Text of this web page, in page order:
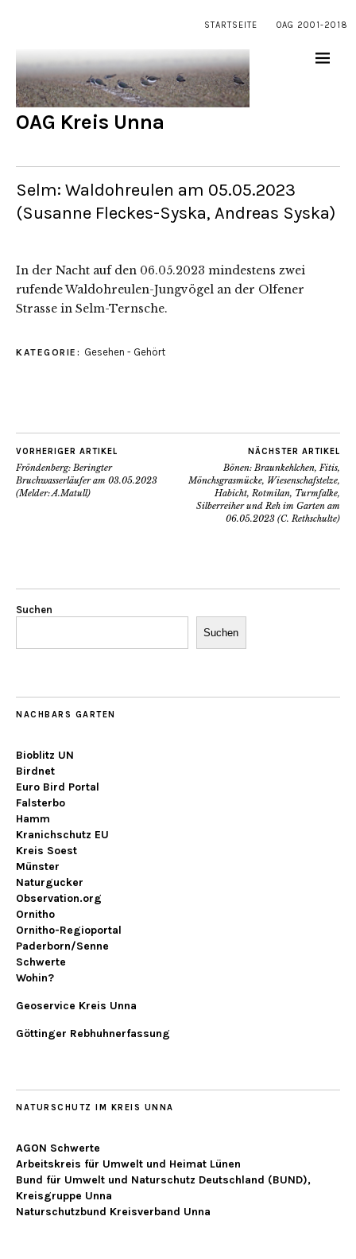
STARTSEITE OAG 2001-2018
OAG Kreis Unna
Selm: Waldohreulen am 05.05.2023
(Susanne Fleckes-Syska, Andreas Syska)
In der Nacht auf den 06.05.2023 mindestens zwei
rufende Waldohreulen-Jungvögel an der Olfener
Strasse in Selm-Ternsche.
KATEGORIE: Gesehen - Gehört
VORHERIGER ARTIKEL
Fröndenberg: Beringter
Bruchwasserläufer am 03.05.2023
(Melder: A.Matull)
NÄCHSTER ARTIKEL
Bönen: Braunkehlchen, Fitis,
Mönchsgrasmücke, Wiesenschafstelze,
Habicht, Rotmilan, Turmfalke,
Silberreiher und Reh im Garten am
06.05.2023 (C. Rethschulte)
Suchen
Suchen
NACHBARS GARTEN
Bioblitz UN
Birdnet
Euro Bird Portal
Falsterbo
Hamm
Kranichschutz EU
Kreis Soest
Münster
Naturgucker
Observation.org
Ornitho
Ornitho-Regioportal
Paderborn/Senne
Schwerte
Wohin?
Geoservice Kreis Unna
Göttinger Rebhuhnerfassung
NATURSCHUTZ IM KREIS UNNA
AGON Schwerte
Arbeitskreis für Umwelt und Heimat Lünen
Bund für Umwelt und Naturschutz Deutschland (BUND),
Kreisgruppe Unna
Naturschutzbund Kreisverband Unna